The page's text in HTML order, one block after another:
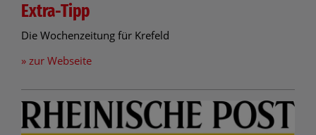
Extra-Tipp
Die Wochenzeitung für Krefeld
» zur Webseite